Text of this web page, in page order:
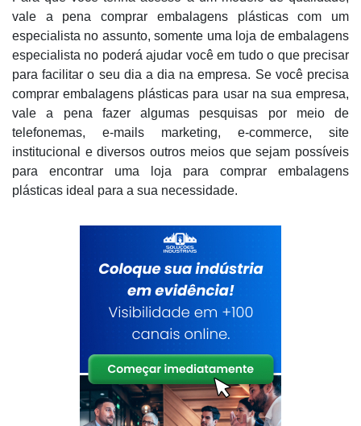
vale a pena comprar embalagens plásticas com um
especialista no assunto, somente uma loja de embalagens
especialista no poderá ajudar você em tudo o que precisar
para facilitar o seu dia a dia na empresa. Se você precisa
comprar embalagens plásticas para usar na sua empresa,
vale a pena fazer algumas pesquisas por meio de
telefonemas, e-mails marketing, e-commerce, site
institucional e diversos outros meios que sejam possíveis
para encontrar uma loja para comprar embalagens
plásticas ideal para a sua necessidade.